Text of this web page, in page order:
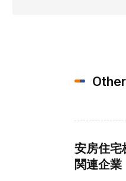
安房住宅
関連企業